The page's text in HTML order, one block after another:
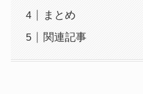
まとめ
関連記事